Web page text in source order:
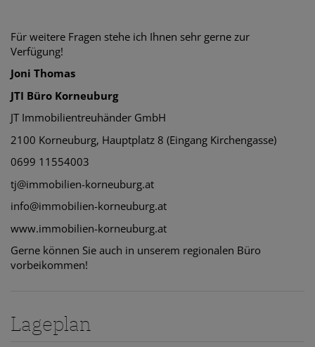
Für weitere Fragen stehe ich Ihnen sehr gerne zur
Verfügung!
Joni Thomas
JTI Büro Korneuburg
JT Immobilientreuhänder GmbH
2100 Korneuburg, Hauptplatz 8 (Eingang Kirchengasse)
0699 11554003
tj@immobilien-korneuburg.at
info@immobilien-korneuburg.at
www.immobilien-korneuburg.at
Gerne können Sie auch in unserem regionalen Büro
vorbeikommen!
Lageplan